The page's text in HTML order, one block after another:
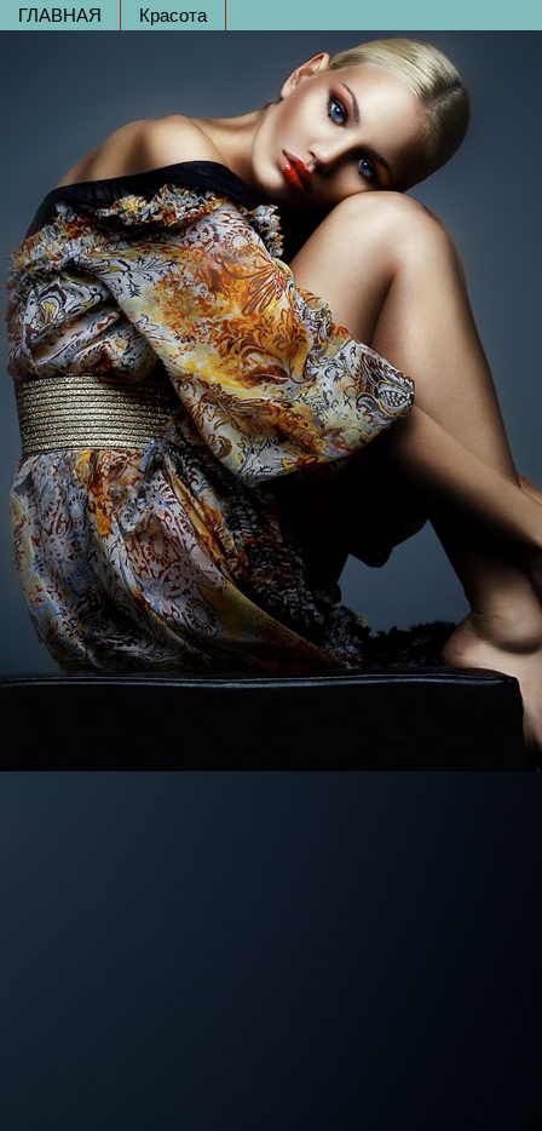
ГЛАВНАЯ Красота